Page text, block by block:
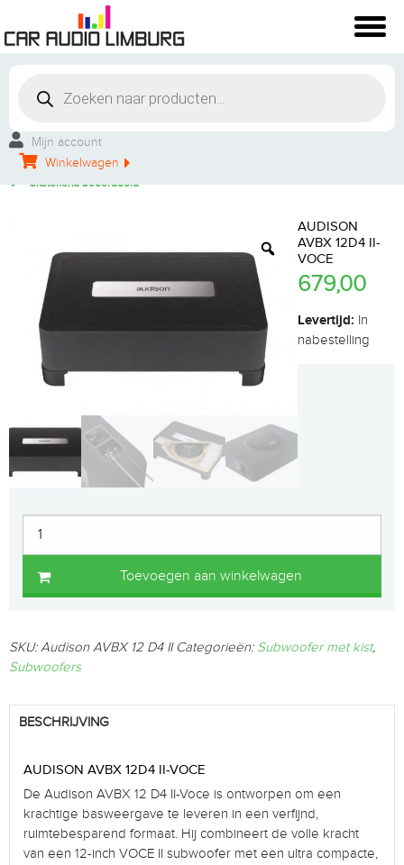
Mijn account
Winkelwagen
Persoonlijke service
Groot aanbod
Uitstekend beoordeeld
AUDISON
AVBX 12D4 II-
VOCE
679,00
Levertijd: In
nabestelling
Toevoegen aan winkelwagen
SKU:Audison AVBX 12 D4 II Categorieën: Subwoofer met kist,
Subwoofers
BESCHRIJVING
AUDISON AVBX 12D4 II-VOCE
De Audison AVBX 12 D4 II-Voce is ontworpen om een ​​
krachtige basweergave te leveren in een verfijnd,
ruimtebesparend formaat. Hij combineert de volle kracht
van een 12-inch VOCE II subwoofer met een ultra compacte,